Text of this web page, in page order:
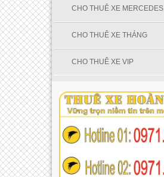
CHO THUÊ XE MERCEDES
CHO THUÊ XE THÁNG
CHO THUÊ XE VIP